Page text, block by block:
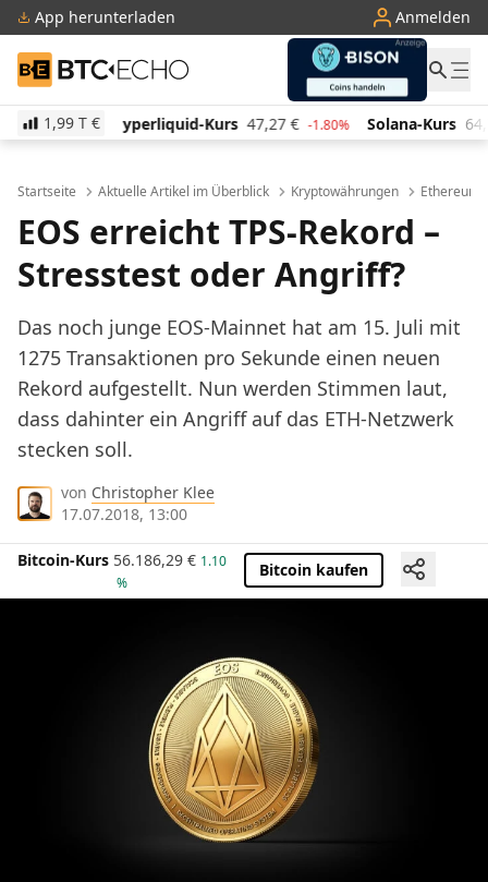
App herunterladen Anmelden
BTC-ECHO
1,99 T €
Kurs 47,27 € -1.80% Solana-Kurs 64,70 € 2.50%
Startseite Aktuelle Artikel im Überblick Kryptowährungen Ethereum
EOS erreicht TPS-Rekord –
Stresstest oder Angriff?
Das noch junge EOS-Mainnet hat am 15. Juli mit
1275 Transaktionen pro Sekunde einen neuen
Rekord aufgestellt. Nun werden Stimmen laut,
dass dahinter ein Angriff auf das ETH-Netzwerk
stecken soll.
von Christopher Klee
17.07.2018, 13:00
Bitcoin-Kurs 56.186,29 € 1.10
%
Bitcoin kaufen